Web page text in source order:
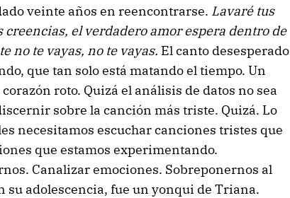
veinte años en reencontrarse. Lavaré tus
el verdadero amor espera dentro de
no te vayas, no te vayas. El canto desesperado
que tan solo está matando el tiempo. Un
roto. Quizá el análisis de datos no sea
sobre la canción más triste. Quizá. Lo
necesitamos escuchar canciones tristes que
que estamos experimentando.
Canalizar emociones. Sobreponernos al
su adolescencia, fue un yonqui de Triana.